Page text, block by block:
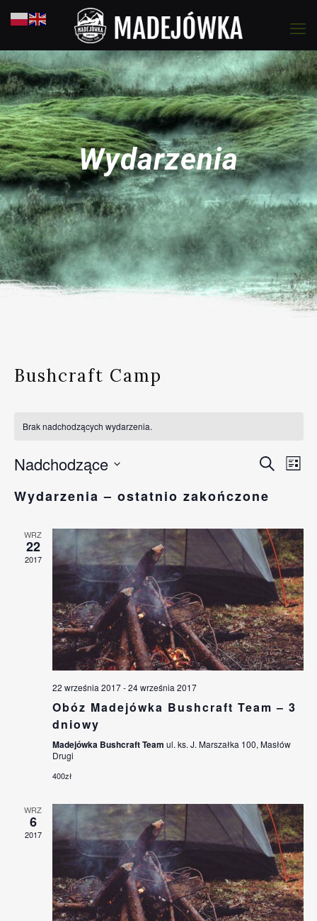
Wydarzenia
Bushcraft Camp
Brak nadchodzących wydarzenia.
Szukaj
Nadchodzące
datę.
Wydarzenia – ostatnio zakończone
WRZ
22
2017
22 września 2017-24 września 2017
Obóz Madejówka Bushcraft Team – 3
dniowy
Madejówka Bushcraft Team ul. ks. J. Marszałka 100, Masłów
Drugi
400zł
WRZ
6
2017